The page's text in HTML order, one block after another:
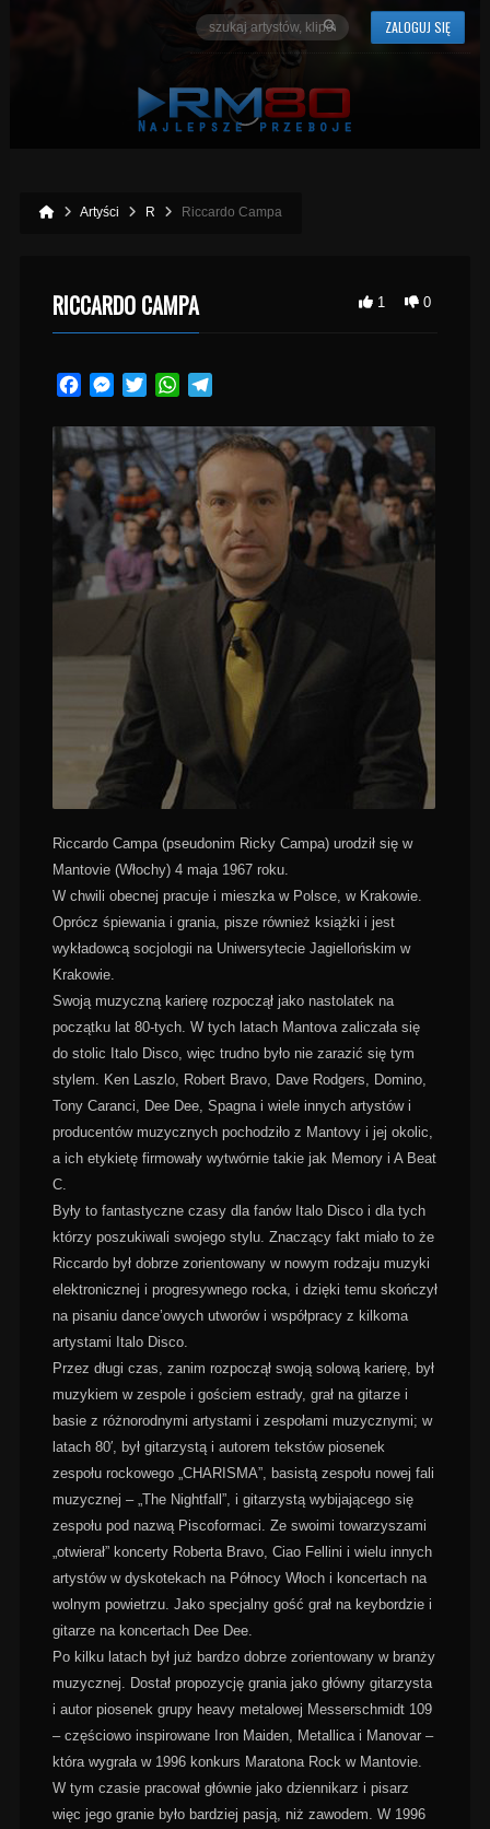
ZALOGUJ SIĘ
Artyści R Riccardo Campa
1 0
RICCARDO CAMPA
FacebookMessenger
TwitterWhatsApp
Riccardo Campa (pseudonim Ricky Campa) urodził się w
Mantovie (Włochy) 4 maja 1967 roku.
W chwili obecnej pracuje i mieszka w Polsce, w Krakowie.
Oprócz śpiewania i grania, pisze również książki i jest
wykładowcą socjologii na Uniwersytecie Jagiellońskim w
Krakowie.
Swoją muzyczną karierę rozpoczął jako nastolatek na
początku lat 80-tych. W tych latach Mantova zaliczała się
do stolic Italo Disco, więc trudno było nie zarazić się tym
stylem. Ken Laszlo, Robert Bravo, Dave Rodgers, Domino,
Tony Caranci, Dee Dee, Spagna i wiele innych artystów i
producentów muzycznych pochodziło z Mantovy i jej okolic,
a ich etykietę firmowały wytwórnie takie jak Memory i A Beat
C.
Były to fantastyczne czasy dla fanów Italo Disco i dla tych
którzy poszukiwali swojego stylu. Znaczący fakt miało to że
Riccardo był dobrze zorientowany w nowym rodzaju muzyki
elektronicznej i progresywnego rocka, i dzięki temu skończył
na pisaniu dance’owych utworów i współpracy z kilkoma
artystami Italo Disco.
Przez długi czas, zanim rozpoczął swoją solową karierę, był
muzykiem w zespole i gościem estrady, grał na gitarze i
basie z różnorodnymi artystami i zespołami muzycznymi; w
latach 80′, był gitarzystą i autorem tekstów piosenek
zespołu rockowego „CHARISMA”, basistą zespołu nowej fali
muzycznej – „The Nightfall”, i gitarzystą wybijającego się
zespołu pod nazwą Piscoformaci. Ze swoimi towarzyszami
„otwierał” koncerty Roberta Bravo, Ciao Fellini i wielu innych
artystów w dyskotekach na Północy Włoch i koncertach na
wolnym powietrzu. Jako specjalny gość grał na keybordzie i
gitarze na koncertach Dee Dee.
Po kilku latach był już bardzo dobrze zorientowany w branży
muzycznej. Dostał propozycję grania jako główny gitarzysta
i autor piosenek grupy heavy metalowej Messerschmidt 109
– częściowo inspirowane Iron Maiden, Metallica i Manovar –
która wygrała w 1996 konkurs Maratona Rock w Mantovie.
W tym czasie pracował głównie jako dziennikarz i pisarz
więc jego granie było bardziej pasją, niż zawodem. W 1996